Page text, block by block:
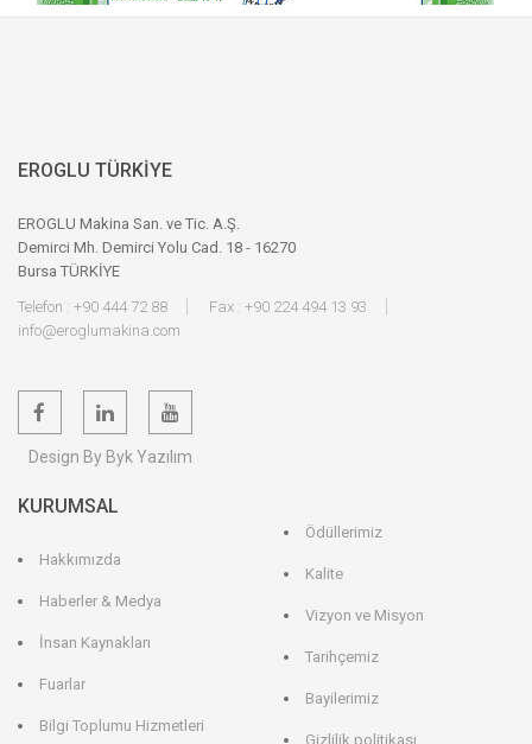
EROGLU TÜRKİYE
EROGLU Makina San. ve Tic. A.Ş.
Demirci Mh. Demirci Yolu Cad. 18 - 16270
Bursa TÜRKİYE
Telefon : +90 444 72 88
Fax : +90 224 494 13 93
info@eroglumakina.com
Design By Byk Yazılım
KURUMSAL
Hakkımızda
Haberler & Medya
İnsan Kaynakları
Fuarlar
Bilgi Toplumu Hizmetleri
Ödüllerimiz
Kalite
Vizyon ve Misyon
Tarihçemiz
Bayilerimiz
Gizlilik politikası